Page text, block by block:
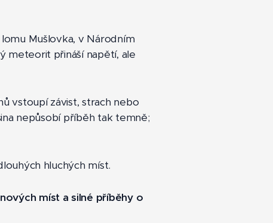
Mušlovka, v Národním
meteorit přináší napětí, ale
vstoupí závist, strach nebo
nepůsobí příběh tak temně;
hluchých míst.
míst a silné příběhy o